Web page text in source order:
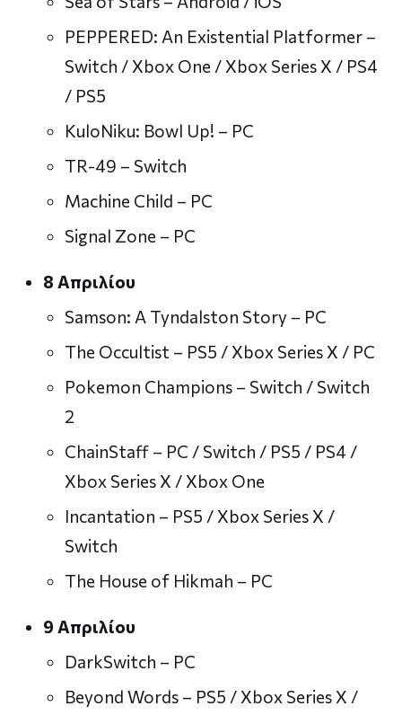
PEPPERED: An Existential Platformer –
Switch / Xbox One / Xbox Series X / PS4
/ PS5
KuloNiku: Bowl Up! – PC
TR-49 – Switch
Machine Child – PC
Signal Zone – PC
8 Απριλίου
Samson: A Tyndalston Story – PC
The Occultist – PS5 / Xbox Series X / PC
Pokemon Champions – Switch / Switch
2
ChainStaff – PC / Switch / PS5 / PS4 /
Xbox Series X / Xbox One
Incantation – PS5 / Xbox Series X /
Switch
The House of Hikmah – PC
9 Απριλίου
DarkSwitch – PC
Beyond Words – PS5 / Xbox Series X /